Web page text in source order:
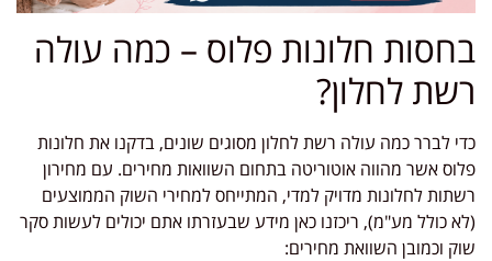
בחסות חלונות פלוס – כמה עולה
רשת לחלון?
כדי לברר כמה עולה רשת לחלון מסוגים שונים, בדקנו את חלונות
פלוס אשר מהווה אוטוריטה בתחום השוואות מחירים. עם מחירון
רשתות לחלונות מדויק למדי, המתייחס למחירי השוק הממוצעים
(לא כולל מע"מ), ריכזנו כאן מידע שבעזרתו אתם יכולים לעשות סקר
שוק וכמובן השוואת מחירים: